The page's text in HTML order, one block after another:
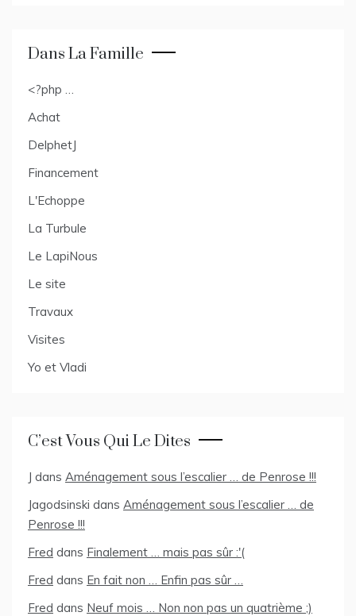
Dans La Famille
<?php …
Achat
DelphetJ
Financement
L'Echoppe
La Turbule
Le LapiNous
Le site
Travaux
Visites
Yo et Vladi
C’est Vous Qui Le Dites
J dans Aménagement sous l’escalier … de Penrose !!!
Jagodsinski dans Aménagement sous l’escalier … de
Penrose !!!
Fred dans Finalement … mais pas sûr :'(
Fred dans En fait non … Enfin pas sûr …
Fred dans Neuf mois … Non non pas un quatrième ;)